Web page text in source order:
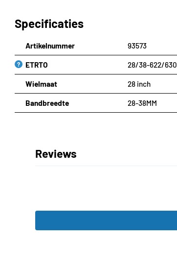
Specificaties
Artikelnummer 93573
ETRTO
? 28/38-622/630
Wielmaat 28 inch
Bandbreedte 28-38MM
Reviews